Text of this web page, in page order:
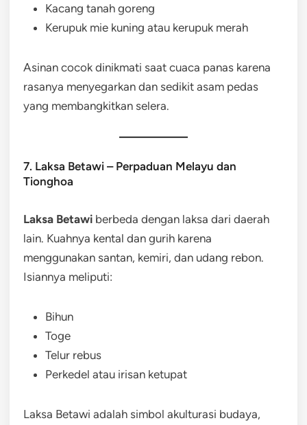
Kacang tanah goreng
Kerupuk mie kuning atau kerupuk merah
Asinan cocok dinikmati saat cuaca panas karena
rasanya menyegarkan dan sedikit asam pedas
yang membangkitkan selera.
7. Laksa Betawi – Perpaduan Melayu dan
Tionghoa
Laksa Betawi berbeda dengan laksa dari daerah
lain. Kuahnya kental dan gurih karena
menggunakan santan, kemiri, dan udang rebon.
Isiannya meliputi:
Bihun
Toge
Telur rebus
Perkedel atau irisan ketupat
Laksa Betawi adalah simbol akulturasi budaya,